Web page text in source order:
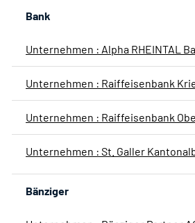
Bank
Unternehmen : Alpha RHEINTAL
Unternehmen : Raiffeisenbank
Unternehmen : Raiffeisenbank
Unternehmen : St. Galler
Bänziger